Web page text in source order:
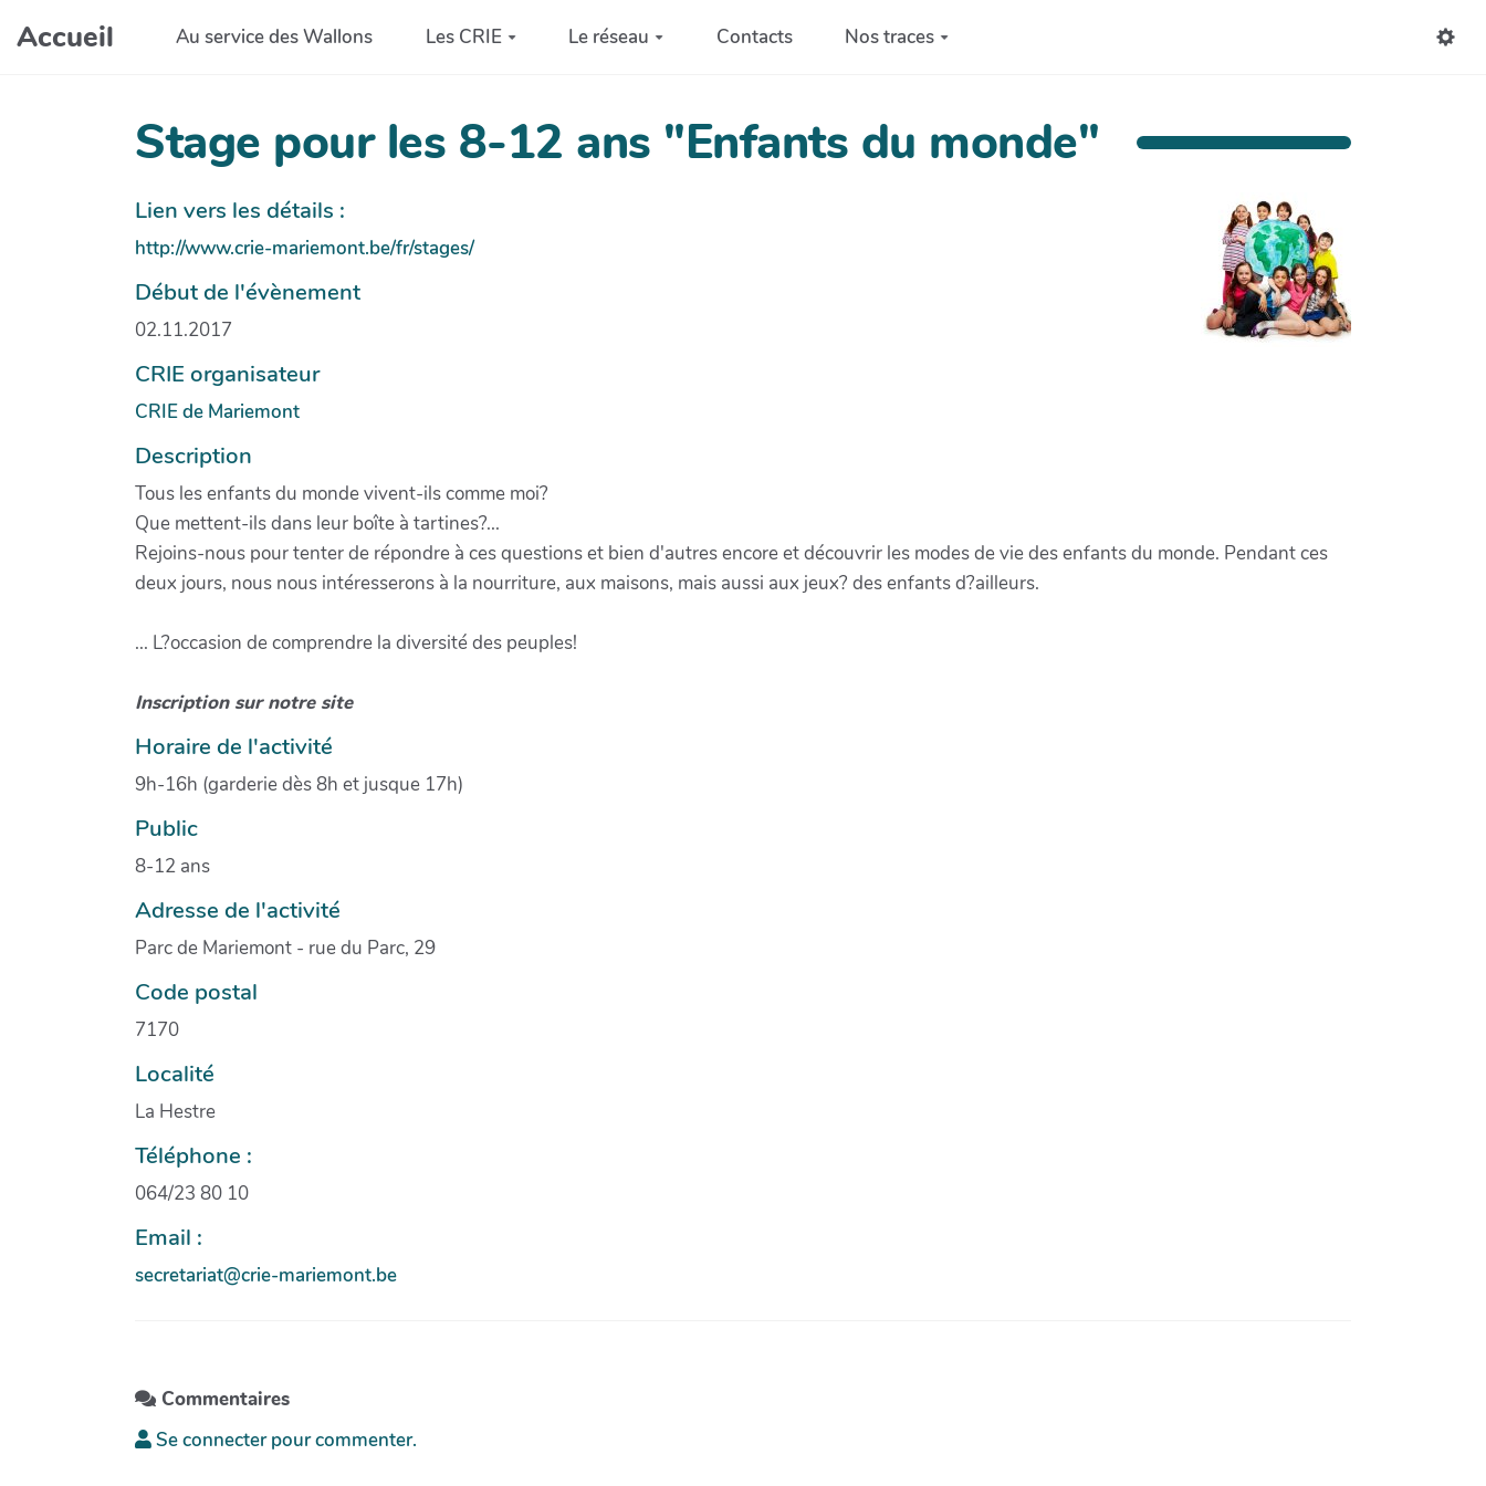
Aller au contenu principal
Accueil Au service des Wallons Les CRIE Le réseau Contacts Nos traces
Stage pour les 8-12 ans "Enfants du monde"
Lien vers les détails :
http://www.crie-mariemont.be/fr/stages/
Début de l'évènement
02.11.2017
CRIE organisateur
CRIE de Mariemont
Description
Tous les enfants du monde vivent-ils comme moi?
Que mettent-ils dans leur boîte à tartines?...
Rejoins-nous pour tenter de répondre à ces questions et bien d'autres encore et découvrir les modes de vie des enfants du monde. Pendant ces
deux jours, nous nous intéresserons à la nourriture, aux maisons, mais aussi aux jeux? des enfants d?ailleurs.
... L?occasion de comprendre la diversité des peuples!
Inscription sur notre site
Horaire de l'activité
9h-16h (garderie dès 8h et jusque 17h)
Public
8-12 ans
Adresse de l'activité
Parc de Mariemont - rue du Parc, 29
Code postal
7170
Localité
La Hestre
Téléphone :
064/23 80 10
Email :
secretariat@crie-mariemont.be
Commentaires
Se connecter pour commenter.